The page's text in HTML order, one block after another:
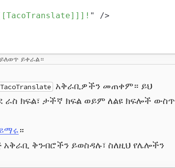
"
/>
ይቀራል።
TacoTranslate
አቅራቢዎችን መጠቀም። ይህ
ራስ ክፍል፣ ታችኛ ክፍል ወይም ለልዩ ክፍሎች ውስጥ
።
ቅንብሮችን ይወስዳሉ፣ ስለዚህ የሌሎችን